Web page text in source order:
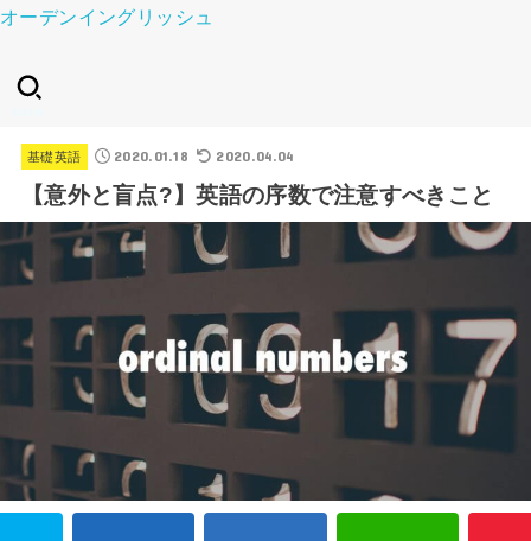
オーデンイングリッシュ
基礎英語 2020.01.18 2020.04.04
【意外と盲点?】英語の序数で注意すべきこと